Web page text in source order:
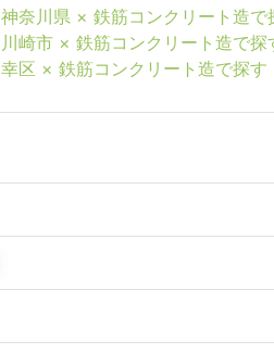
神奈川県 × 鉄筋コンクリート造で
川崎市 × 鉄筋コンクリート造で探
幸区 × 鉄筋コンクリート造で探す